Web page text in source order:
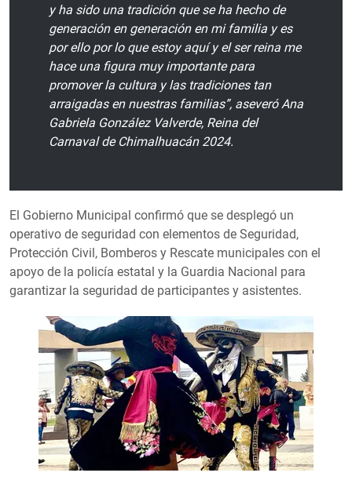
y ha sido una tradición que se ha hecho de
generación en generación en mi familia y es
por ello por lo que estoy aquí y el ser reina me
hace una figura muy importante para
promover la cultura y las tradiciones tan
arraigadas en nuestras familias”, aseveró Ana
Gabriela González Valverde, Reina del
Carnaval de Chimalhuacán 2024.
El Gobierno Municipal confirmó que se desplegó un
operativo de seguridad con elementos de Seguridad,
Protección Civil, Bomberos y Rescate municipales con el
apoyo de la policía estatal y la Guardia Nacional para
garantizar la seguridad de participantes y asistentes.